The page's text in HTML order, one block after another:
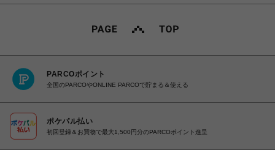
PARCOポイント
全国のPARCOやONLINE PARCOで貯まる＆使える
ポケパル払い
初回登録＆お買物で最大1,500円分のPARCOポイント進呈